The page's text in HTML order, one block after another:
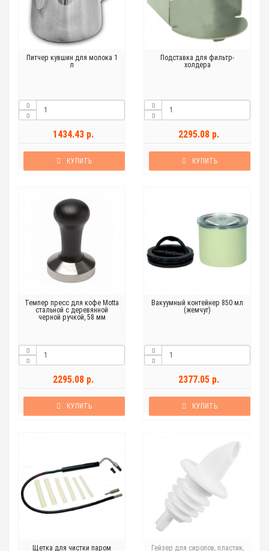
Питчер кувшин для молока 1
л
1434.43 р.
КУПИТЬ
Подставка для фильтр-
холдера
2295.08 р.
КУПИТЬ
Темпер пресс для кофе Motta
стальной с деревянной
черной ручкой, 58 мм
2295.08 р.
КУПИТЬ
Вакуумный контейнер 850 мл
(жемчуг)
2377.05 р.
КУПИТЬ
Щетка для чистки паром Гейзер для сиропов, пластик,